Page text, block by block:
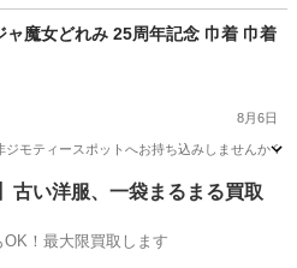
スポット
ャ魔女どれみ 25周年記念 巾着 巾着
8月6日
ティースポットへお持ち込みしませんか？
ポット
古い洋服、一袋まるまる買取
！最大限買取します